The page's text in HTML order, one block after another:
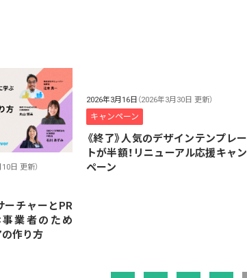
日 更新）
ーチャーとPR
業者のため
の作り方
2026年3月16日 （2026年3月30日 更新）
キャンペーン
《終了》人気のデザインテンプレー
トが半額！リニューアル応援キャン
ペーン